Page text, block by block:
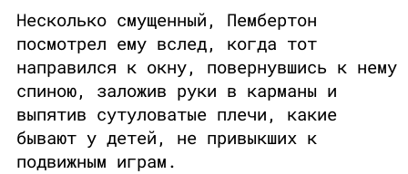
Несколько смущенный, Пембертон
посмотрел ему вслед, когда тот
направился к окну, повернувшись к нему
спиною, заложив руки в карманы и
выпятив сутуловатые плечи, какие
бывают у детей, не привыкших к
подвижным играм.